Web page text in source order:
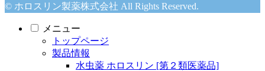
© ホロスリン製薬株式会社 All Rights Reserved.
メニュー
トップページ
製品情報
水虫薬 ホロスリン [第２類医薬品]